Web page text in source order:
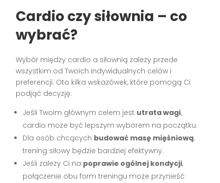
Cardio czy siłownia – co
wybrać?
Wybór między cardio a siłownią zależy przede
wszystkim od Twoich indywidualnych celów i
preferencji. Oto kilka wskazówek, które pomogą Ci
podjąć decyzję:
Jeśli Twoim głównym celem jest utrata wagi,
cardio może być lepszym wyborem na początku.
Dla osób chcących budować masę mięśniową,
trening siłowy będzie bardziej efektywny.
Jeśli zależy Ci na poprawie ogólnej kondycji,
połączenie obu form treningu może przynieść